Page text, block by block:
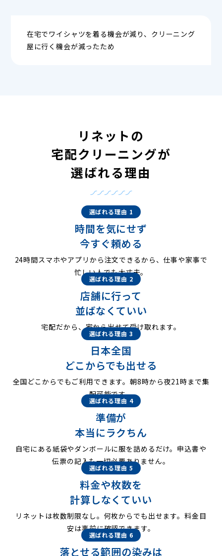
在宅でワイシャツを着る機会が減り、クリーニング
屋に行く機会が減ったため
リネットの
宅配クリーニングが
選ばれる理由
選ばれる理由 1
時間を気にせず
今すぐ頼める
24時間スマホやアプリから注文できるから、仕事や家事で
忙しい人でも大丈夫。
選ばれる理由 2
店舗に行って
並ばなくていい
宅配だから、家から出せて受け取れます。
選ばれる理由 3
日本全国
どこからでも出せる
全国どこからでもご利用できます。朝8時から夜21時まで集
配可能です。
選ばれる理由 4
準備が
本当にラクちん
自宅にある紙袋やダンボールに服を詰めるだけ。申込書や
伝票の記入も一切必要ありません。
選ばれる理由 5
料金や枚数を
計算しなくていい
リネットは枚数制限なし。何枚からでも出せます。料金目
安は事前に確認できます。
選ばれる理由 6
落とせる範囲の染みは